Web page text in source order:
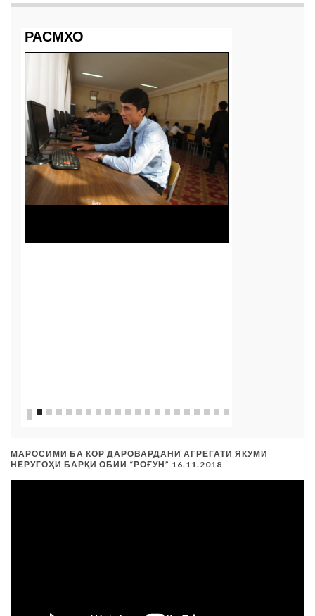
РАСМХО
МАРОСИМИ БА КОР ДАРОВАРДАНИ АГРЕГАТИ ЯКУМИ
НЕРУГОҲИ БАРҚИ ОБИИ “РОҒУН” 16.11.2018